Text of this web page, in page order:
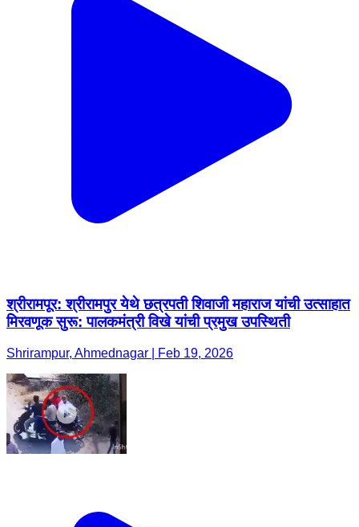
श्रीरामपूर: श्रीरामपुर येथे छत्रपती शिवाजी महाराज यांची उत्साहात
मिरवणूक सुरू: पालकमंत्री विखे यांची प्रमुख उपस्थिती
Shrirampur, Ahmednagar | Feb 19, 2026